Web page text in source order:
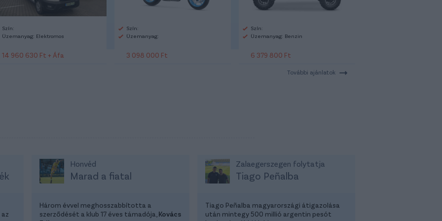
Szín:
Üzemanyag: Elektromos
14 960 630 Ft + Áfa
Szín:
Üzemanyag:
3 098 000 Ft
Szín:
Üzemanyag: Benzin
6 379 800 Ft
További ajánlatok
Honvéd
Marad a fiatal
Három évvel meghosszabbította a
szerződését a klub 17 éves támadója, Kovács
Zalaegerszegen folytatja
Tiago Peñalba
Tiago Peñalba magyarországi átigazolása
után mintegy 500 millió argentin pesót